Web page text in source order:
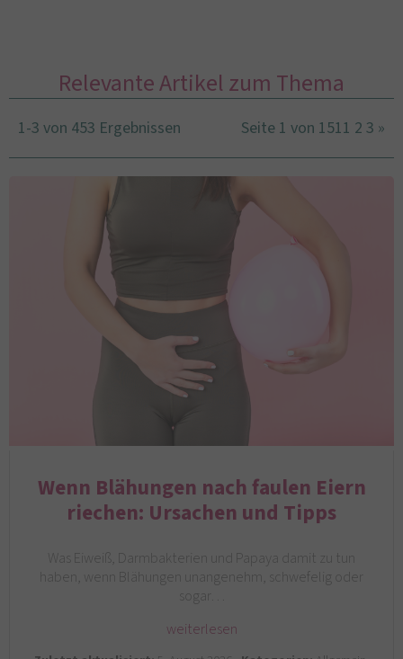
Relevante Artikel zum Thema
1-3 von 453 Ergebnissen Seite 1 von 1511 2 3 »
Wenn Blähungen nach faulen Eiern
riechen: Ursachen und Tipps
Was Eiweiß, Darmbakterien und Papaya damit zu tun
haben, wenn Blähungen unangenehm, schwefelig oder
sogar…
weiterlesen